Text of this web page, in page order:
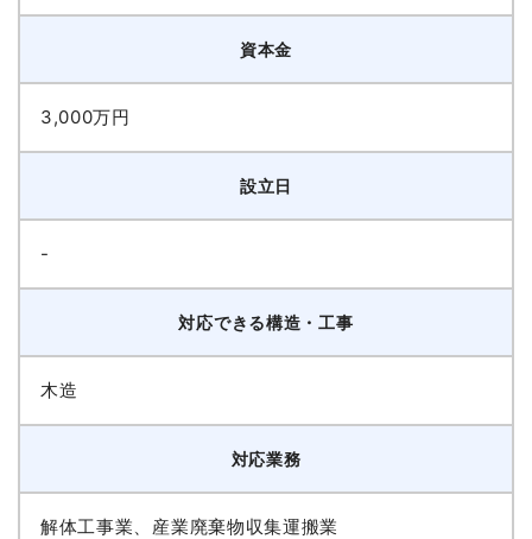
資本金
3,000万円
設立日
-
対応できる構造・工事
木造
対応業務
解体工事業、産業廃棄物収集運搬業